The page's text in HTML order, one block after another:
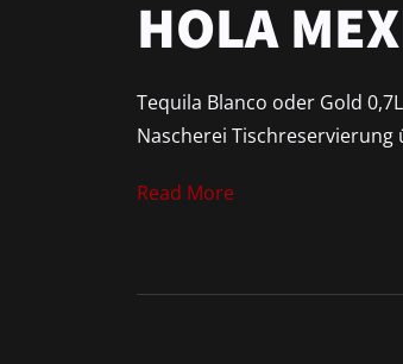
HOLA
Tequila Blanco oder Gold
Nascherei
Read More